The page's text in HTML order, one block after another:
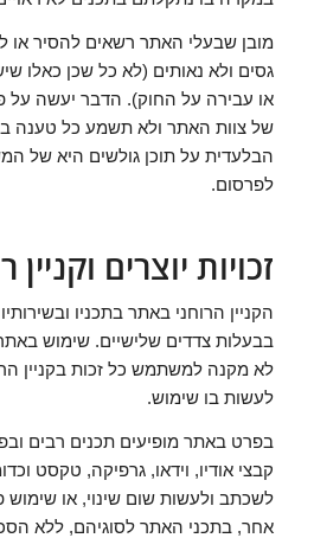
מובן שבעלי האתר רשאים להסיר או
גסים ולא נאותים (לא כל שכן כאלו
או עבירה על החוק). הדבר יעשה על
של צוות האתר ולא תשמע כל טענה
הבלעדית על תוכן גולשים היא של
לפרסום.
זכויות יוצרים וקניין
הקניין הרוחני באתר בתכניו
בבעלות צדדים שלישיים. שימוש
לא מקנה למשתמש כל זכות בקניין
לעשות בו שימוש.
בפרט באתר מופיעים תכנים רבים
קבצי אודיו, וידאו, גרפיקה, טקסט
לשכתב ולעשות שום שינוי, או שימוש
אחר, בתכני האתר לסוגיהם, ללא